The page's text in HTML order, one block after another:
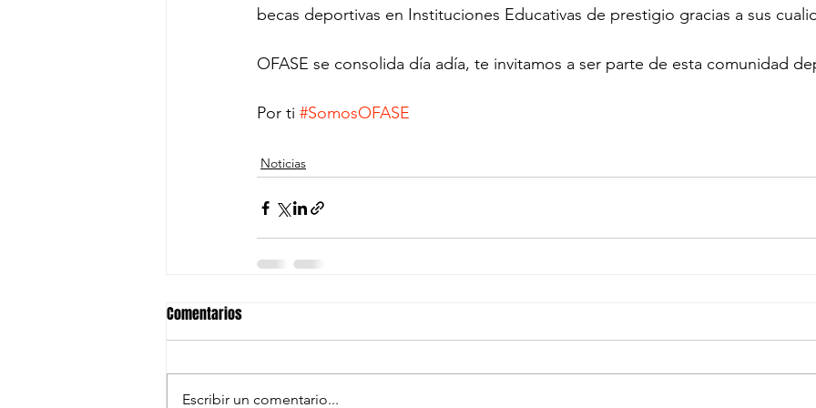
becas deportivas en Instituciones Educativas de prestigio gracias a sus
OFASE se consolida día adía, te invitamos a ser parte de esta comunidad
Por ti #SomosOFASE
Noticias
Comentarios
Escribir un comentario...